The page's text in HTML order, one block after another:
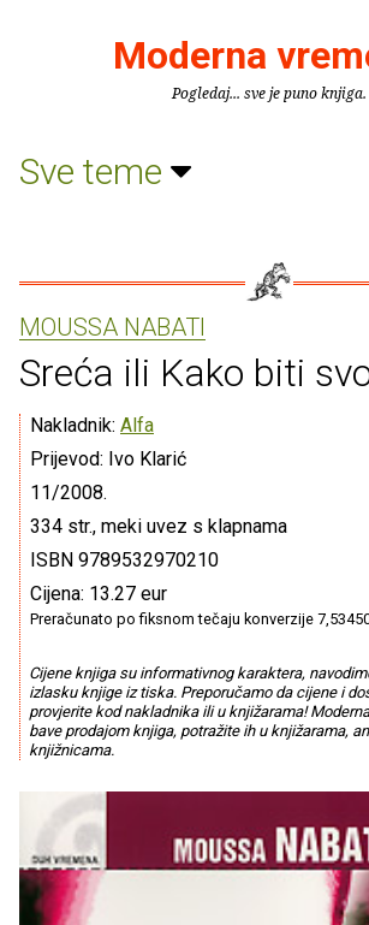
Moderna
Pogledaj... sve je puno knjiga.
Sve teme
MOUSSA NABATI
Sreća ili Kako biti
Nakladnik: Alfa
Prijevod: Ivo Klarić
11/2008.
334 str., meki uvez s klapnama
ISBN 9789532970210
Cijena: 13.27 eur
Preračunato po fiksnom tečaju konverzije
Cijene knjiga su informativnog karaktera,
izlasku knjige iz tiska. Preporučamo da cijene i
provjerite kod nakladnika ili u knjižarama!
bave prodajom knjiga, potražite ih u knjižarama,
knjižnicama.